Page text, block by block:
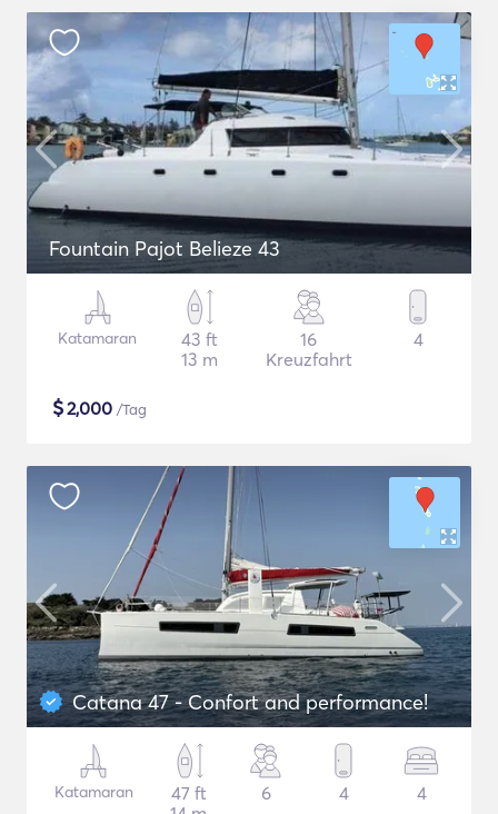
Fountain Pajot Belieze 43
Katamaran
43 ft
13 m
16
Kreuzfahrt
4
$2,000 /Tag
Catana 47 - Confort and performance!
Katamaran
47 ft
6 4 4